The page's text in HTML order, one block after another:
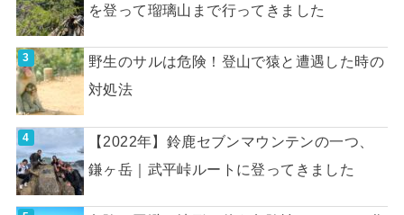
を登って瑠璃山まで行ってきました
野生のサルは危険！登山で猿と遭遇した時の
対処法
【2022年】鈴鹿セブンマウンテンの一つ、
鎌ヶ岳｜武平峠ルートに登ってきました